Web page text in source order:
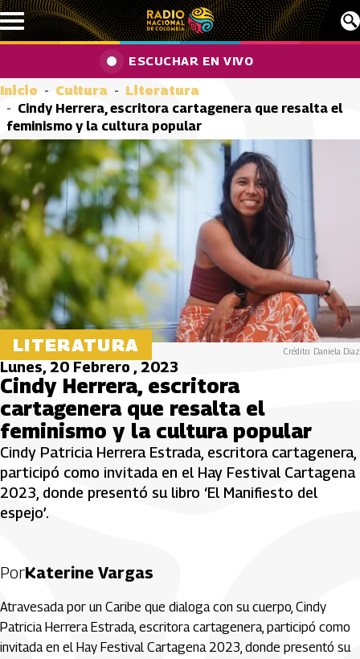
Pasar al contenido principal
ESCUCHAR EN VIVO
Inicio Cultura
Literatura
Cindy Herrera, escritora cartagenera que resalta el
feminismo y la cultura popular
LITERATURA Crédito: Daniela Diaz
Lunes, 20 Febrero , 2023
Cindy Herrera, escritora
cartagenera que resalta el
feminismo y la cultura popular
Cindy Patricia Herrera Estrada, escritora cartagenera,
participó como invitada en el Hay Festival Cartagena
2023, donde presentó su libro ‘El Manifiesto del
espejo’.
PorKaterine Vargas
Atravesada por un Caribe que dialoga con su cuerpo, Cindy
Patricia Herrera Estrada, escritora cartagenera, participó como
invitada en el Hay Festival Cartagena 2023, donde presentó su